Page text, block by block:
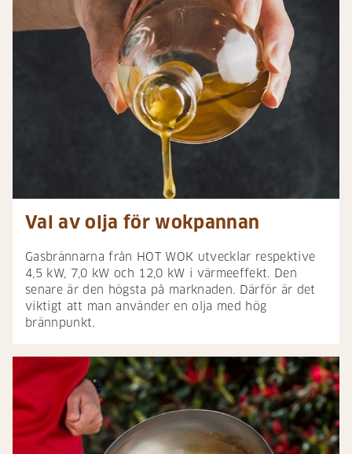
Val av olja för wokpannan
Gasbrännarna från HOT WOK utvecklar respektive
4,5 kW, 7,0 kW och 12,0 kW i värmeeffekt. Den
senare är den högsta på marknaden. Därför är det
viktigt att man använder en olja med hög
brännpunkt.